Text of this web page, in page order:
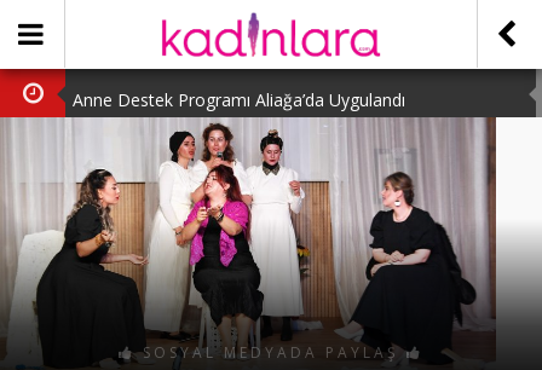
Anne Destek Programı Aliağa’da Uygulandı
Türk Halk Oyunları Topluluğu Büyüledi
Kübra Kuş “Kadınlar Sporda Öncü ve Güçlü”
Çocuklara Özel Kaplumbağa Etkinliği
Kübra Engellilere Umut Oluyor
SOSYAL MEDYADA PAYLAŞ